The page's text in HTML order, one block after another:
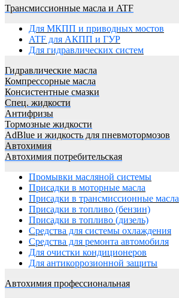
Трансмиссионные масла и ATF
Для МКПП и приводных мостов
ATF для АКПП и ГУР
Для гидравлических систем
Гидравлические масла
Компрессорные масла
Консистентные смазки
Спец. жидкости
Антифризы
Тормозные жидкости
AdBlue и жидкость для пневмотормозов
Автохимия
Автохимия потребительская
Промывки масляной системы
Присадки в моторные масла
Присадки в трансмиссионные масла
Присадки в топливо (бензин)
Присадки в топливо (дизель)
Средства для системы охлаждения
Средства для ремонта автомобиля
Для очистки кондиционеров
Для антикоррозионной защиты
Автохимия профессиональная